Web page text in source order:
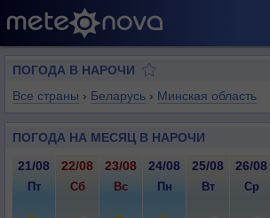
ПОГОДА В НАРОЧИ
Все страны › Беларусь › Минская область
ПОГОДА НА МЕСЯЦ В НАРОЧИ
21/08 22/08 23/08 24/08 25/08 26/08
Пт Сб Вс Пн Вт Ср